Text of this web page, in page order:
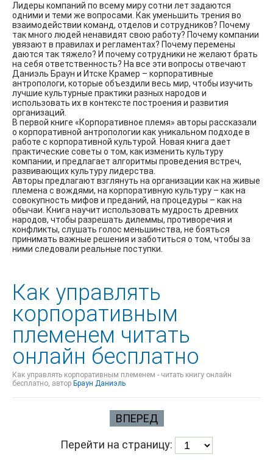
Лидеры компаний по всему миру сотни лет задаются
одними и теми же вопросами. Как уменьшить трения во
взаимодействии команд, отделов и сотрудников? Почему
так много людей ненавидят свою работу? Почему компании
увязают в правилах и регламентах? Почему перемены
даются так тяжело? И почему сотрудники не желают брать
на себя ответственность? На все эти вопросы отвечают
Даниэль Браун и Итске Крамер – корпоративные
антропологи, которые объездили весь мир, чтобы изучить
лучшие культурные практики разных народов и
использовать их в контексте построения и развития
организаций.
В первой книге «Корпоративное племя» авторы рассказали
о корпоративной антропологии как уникальном подходе в
работе с корпоративной культурой. Новая книга дает
практические советы о том, как изменить культуру
компании, и предлагает алгоритмы проведения встреч,
развивающих культуру лидерства.
Авторы предлагают взглянуть на организации как на живые
племена с вождями, на корпоративную культуру – как на
совокупность мифов и преданий, на процедуры – как на
обычаи. Книга научит использовать мудрость древних
народов, чтобы разрешать дилеммы, противоречия и
конфликты, слушать голос меньшинства, не бояться
принимать важные решения и заботиться о том, чтобы за
ними следовали реальные поступки.
Как управлять
корпоративным
племенем читать
онлайн бесплатно
Как управлять корпоративным племенем - читать книгу онлайн
бесплатно, автор Браун Даниэль
ВПЕРЕД
Перейти на страницу: